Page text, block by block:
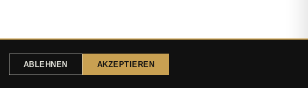
ABLEHNEN AKZEPTIEREN